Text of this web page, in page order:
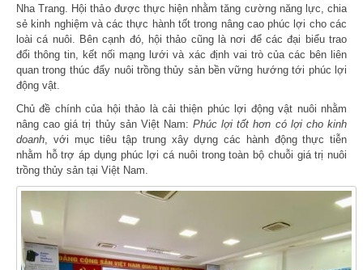
Nha Trang. Hội thảo được thực hiện nhằm tăng cường năng lực, chia
sẻ kinh nghiệm và các thực hành tốt trong nâng cao phúc lợi cho các
loài cá nuôi. Bên cạnh đó, hội thảo cũng là nơi để các đại biểu trao
đổi thông tin, kết nối mạng lưới và xác định vai trò của các bên liên
quan trong thúc đẩy nuôi trồng thủy sản bền vững hướng tới phúc lợi
động vật.
Chủ đề chính của hội thảo là cải thiện phúc lợi động vật nuôi nhằm
nâng cao giá trị thủy sản Việt Nam:Phúc lợi tốt hơn có lợi cho kinh
doanh, với mục tiêu tập trung xây dựng các hành động thực tiễn
nhằm hỗ trợ áp dụng phúc lợi cá nuôi trong toàn bộ chuỗi giá trị nuôi
trồng thủy sản tại Việt Nam.